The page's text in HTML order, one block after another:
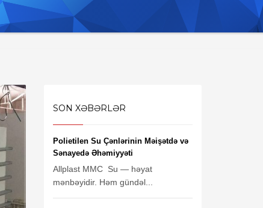
SON XƏBƏRLƏR
Polietilen Su Çənlərinin Məişətdə və
Sənayedə Əhəmiyyəti
Allplast MMC Su — həyat
mənbəyidir. Həm gündəl...